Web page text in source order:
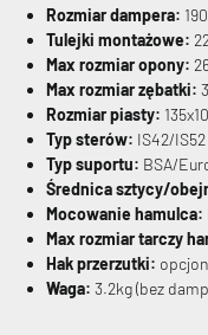
Rozmiar dampera:
Tulejki montażowe:
Max rozmiar opony:
Max rozmiar zębatki:
Rozmiar piasty:
Typ sterów: IS42/IS52
Typ suportu: BSA/
Średnica sztycy/
Mocowanie hamulca:
Max rozmiar tarczy
Hak przerzutki:
Waga: 3.2kg (bez